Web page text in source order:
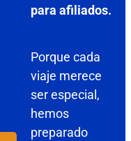
para afiliados.
Porque cada
viaje merece
ser especial,
hemos
preparado